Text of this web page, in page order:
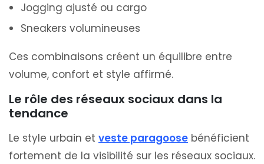
Jogging ajusté ou cargo
Sneakers volumineuses
Ces combinaisons créent un équilibre entre
volume, confort et style affirmé.
Le rôle des réseaux sociaux dans la
tendance
Le style urbain et veste paragoose bénéficient
fortement de la visibilité sur les réseaux sociaux.